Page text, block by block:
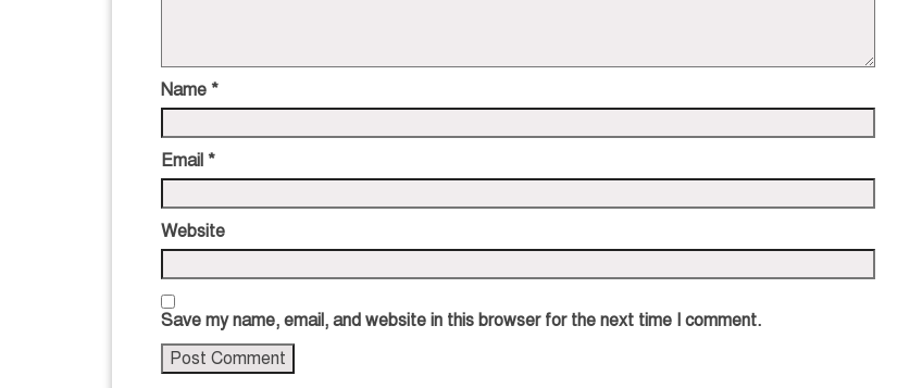
Name *
Email *
Website
Save my name, email, and website in this browser for the next time I comment.